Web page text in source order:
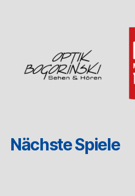
Nächste Spiele